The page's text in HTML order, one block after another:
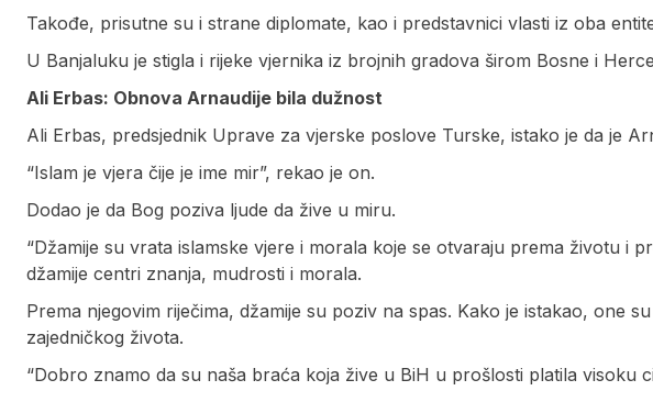
Takođe, prisutne su i strane diplomate, kao i predstavnici vlasti iz oba
U Banjaluku je stigla i rijeke vjernika iz brojnih gradova širom Bosne i
Ali Erbas: Obnova Arnaudije bila dužnost
Ali Erbas, predsjednik Uprave za vjerske poslove Turske, istako je da je
“Islam je vjera čije je ime mir”, rekao je on.
Dodao je da Bog poziva ljude da žive u miru.
“Džamije su vrata islamske vjere i morala koje se otvaraju prema životu i
džamije centri znanja, mudrosti i morala.
Prema njegovim riječima, džamije su poziv na spas. Kako je istakao, one
zajedničkog života.
“Dobro znamo da su naša braća koja žive u BiH u prošlosti platila visoku